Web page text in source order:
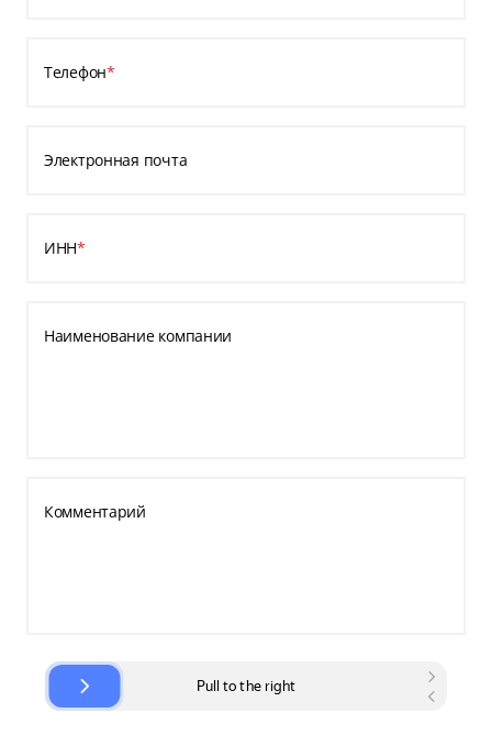
Телефон*
Электронная почта
ИНН*
Наименование компании
Комментарий